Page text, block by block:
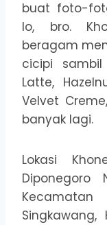
buat foto-
lo, bro.
beragam
cicipi
Latte,
Velvet
banyak lagi.
Lokasi
Diponegoro
Singkawang,